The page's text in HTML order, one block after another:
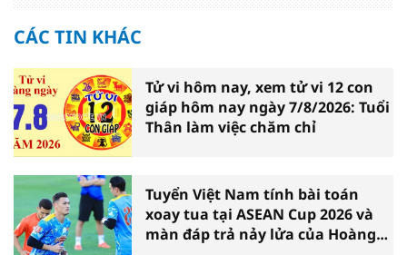
CÁC TIN KHÁC
Tử vi hôm nay, xem tử vi 12 con
giáp hôm nay ngày 7/8/2026: Tuổi
Thân làm việc chăm chỉ
Tuyển Việt Nam tính bài toán
xoay tua tại ASEAN Cup 2026 và
màn đáp trả nảy lửa của Hoàng